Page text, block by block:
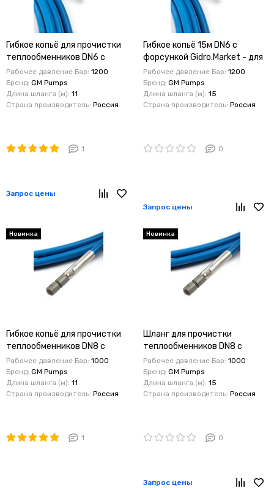
Гибкое копьё для прочистки
теплообменников DN6 с
форсункой 11 м , 1200 бар
Рабочее давление Бар: 1200
Бренд: GM Pumps
Длина шланга (м): 11
Страна производитель: Россия
1
Запрос цены
Гибкое копьё 15м DN6 с
форсункой Gidro.Market - для
прочистки теплообменников ,
1200 бар
Рабочее давление Бар: 1200
Бренд: GM Pumps
Длина шланга (м): 15
Страна производитель: Россия
0
Запрос цены
Новинка
Гибкое копьё для прочистки
теплообменников DN8 с
форсункой 11м , 1000 бар
Рабочее давление Бар: 1000
Бренд: GM Pumps
Длина шланга (м): 11
Страна производитель: Россия
1
Новинка
Шланг для прочистки
теплообменников DN8 с
форсункой 15м , 1000 бар
Рабочее давление Бар: 1000
Бренд: GM Pumps
Длина шланга (м): 15
Страна производитель: Россия
0
Запрос цены